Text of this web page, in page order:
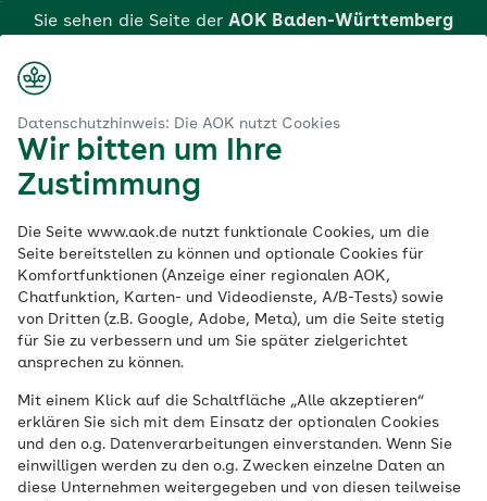
Datenschutzhinweis: Die AOK nutzt Cookies
Wir bitten um Ihre
Zustimmung
Die Seite www.aok.de nutzt funktionale Cookies, um die
Seite bereitstellen zu können und optionale Cookies für
Komfortfunktionen (Anzeige einer regionalen AOK,
Chatfunktion, Karten- und Videodienste, A/B-Tests) sowie
von Dritten (z.B. Google, Adobe, Meta), um die Seite stetig
für Sie zu verbessern und um Sie später zielgerichtet
ansprechen zu können.
Mit einem Klick auf die Schaltfläche „Alle akzeptieren“
erklären Sie sich mit dem Einsatz der optionalen Cookies
und den o.g. Datenverarbeitungen einverstanden. Wenn Sie
einwilligen werden zu den o.g. Zwecken einzelne Daten an
diese Unternehmen weitergegeben und von diesen teilweise
Zum
Hauptinhalt
springen
Sie sehen die Seite der AOK Baden-Württemberg
AOK-
FacharztProgramm:
Orthopädie
Wenn Sie Beschwerden und Erkrankungen
im Bereich der Muskulatur oder des
Skeletts haben, dann kommt für Sie das